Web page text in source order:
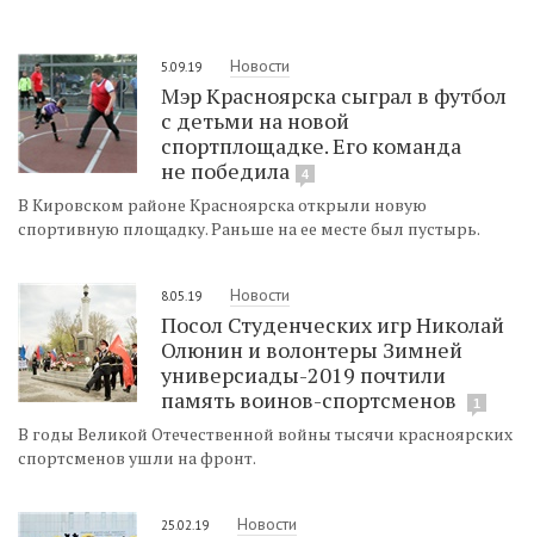
5.09.19 Новости
Мэр Красноярска сыграл в футбол
с детьми на новой
спортплощадке. Его команда
не победила
4
В Кировском районе Красноярска открыли новую
спортивную площадку. Раньше на ее месте был пустырь.
8.05.19 Новости
Посол Студенческих игр Николай
Олюнин и волонтеры Зимней
универсиады-2019 почтили
память воинов-спортсменов
1
В годы Великой Отечественной войны тысячи красноярских
спортсменов ушли на фронт.
25.02.19 Новости